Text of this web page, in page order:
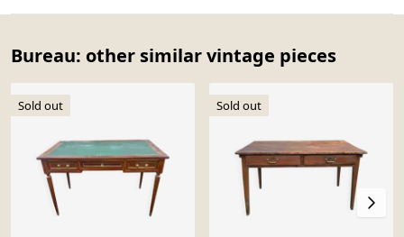
Bureau: other similar vintage pieces
Sold out Sold out